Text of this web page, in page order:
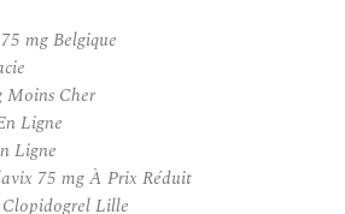
mg Belgique
Moins Cher
Ligne
Ligne
75 mg À Prix Réduit
Lille